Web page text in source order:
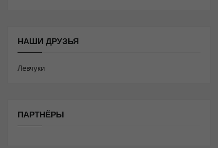
НАШИ ДРУЗЬЯ
Левчуки
ПАРТНЁРЫ